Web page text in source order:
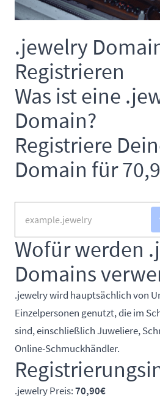
.jewelry
Registrieren
Was ist eine
Domain?
Registriere
Domain für
Wofür werden
Domains
.jewelry wird hauptsächlich von
Einzelpersonen genutzt, die im
sind, einschließlich Juweliere,
Online-Schmuckhändler.
.jewelry Preis:70,90€